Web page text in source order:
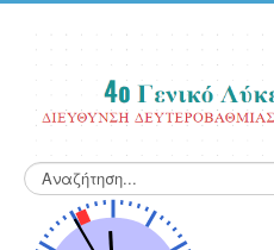
Αναζήτηση...